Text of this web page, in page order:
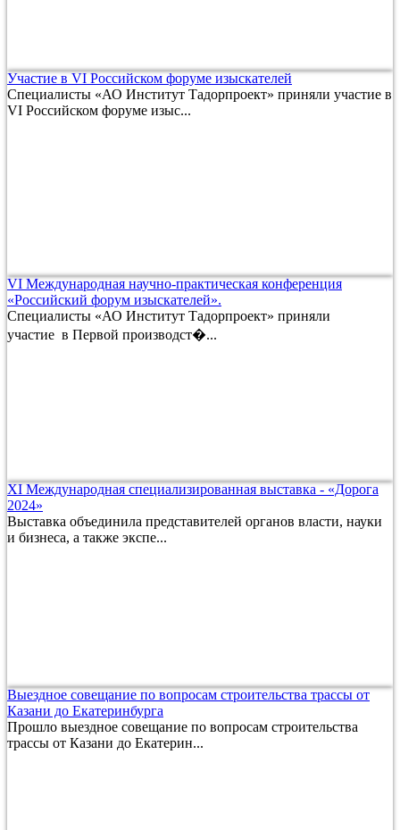
Участие в VI Российском форуме изыскателей
Специалисты «АО Институт Тадорпроект» приняли участие в
VI Российском форуме изыс...
VI Международная научно-практическая конференция
«Российский форум изыскателей».
Специалисты «АО Институт Тадорпроект» приняли
участие в Первой производст�...
XI Международная специализированная выставка - «Дорога
2024»
Выставка объединила представителей органов власти, науки
и бизнеса, а также экспе...
Выездное совещание по вопросам строительства трассы от
Казани до Екатеринбурга
Прошло выездное совещание по вопросам строительства
трассы от Казани до Екатерин...